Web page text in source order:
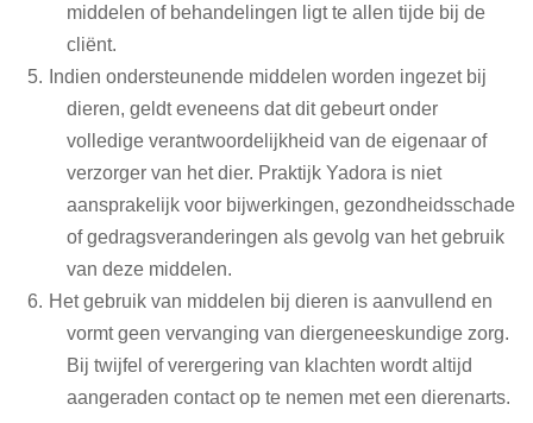
middelen of behandelingen ligt te allen tijde bij de
cliënt.
Indien ondersteunende middelen worden ingezet bij
dieren, geldt eveneens dat dit gebeurt onder
volledige verantwoordelijkheid van de eigenaar of
verzorger van het dier. Praktijk Yadora is niet
aansprakelijk voor bijwerkingen, gezondheidsschade
of gedragsveranderingen als gevolg van het gebruik
van deze middelen.
Het gebruik van middelen bij dieren is aanvullend en
vormt geen vervanging van diergeneeskundige zorg.
Bij twijfel of verergering van klachten wordt altijd
aangeraden contact op te nemen met een dierenarts.